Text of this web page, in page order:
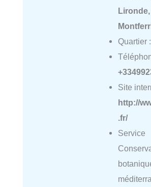
Lironde,
Quartier :
Site
http://
.fr/
Service